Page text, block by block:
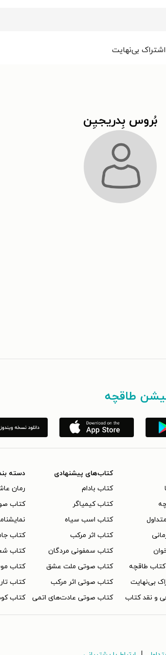
اشتراک بی‌نهایت
بُروس بِدریجیِن
طاقچه
طاقچه
بی‌نهایت
و نقد کتاب
کتاب‌های پیشنهادی
کتاب بادام
کتاب کیمیاگر
کتاب اسب سیاه
کتاب اثر مرکب
کتاب سمفونی مردگان
کتاب صوتی ملت عشق
کتاب صوتی اثر مرکب
کتاب صوتی عادت‌های اتمی
دسته
رمان
کتاب‌
کتاب
کتاب
کتاب
کتاب
کتاب